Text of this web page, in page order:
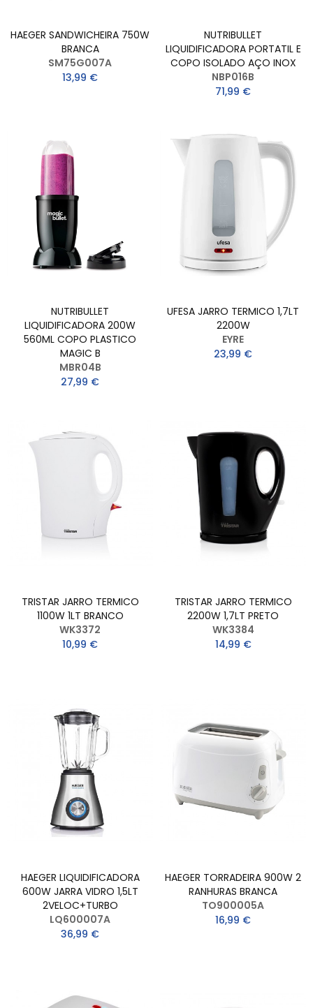
HAEGER SANDWICHEIRA 750W
BRANCA
SM75G007A
13,99 €
NUTRIBULLET
LIQUIDIFICADORA PORTATIL E
COPO ISOLADO AÇO INOX
NBP016B
71,99 €
NUTRIBULLET
LIQUIDIFICADORA 200W
560ML COPO PLASTICO
MAGIC B
MBR04B
27,99 €
UFESA JARRO TERMICO 1,7LT
2200W
EYRE
23,99 €
TRISTAR JARRO TERMICO
1100W 1LT BRANCO
WK3372
10,99 €
TRISTAR JARRO TERMICO
2200W 1,7LT PRETO
WK3384
14,99 €
HAEGER LIQUIDIFICADORA
600W JARRA VIDRO 1,5LT
2VELOC+TURBO
LQ600007A
36,99 €
HAEGER TORRADEIRA 900W 2
RANHURAS BRANCA
TO900005A
16,99 €